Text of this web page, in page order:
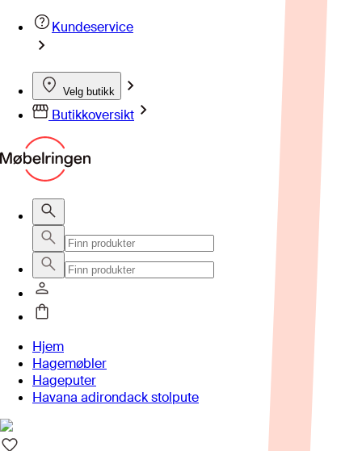
Kundeservice
Velg butikk
Butikkoversikt
Hjem
Hagemøbler
Hageputer
Havana adirondack stolpute